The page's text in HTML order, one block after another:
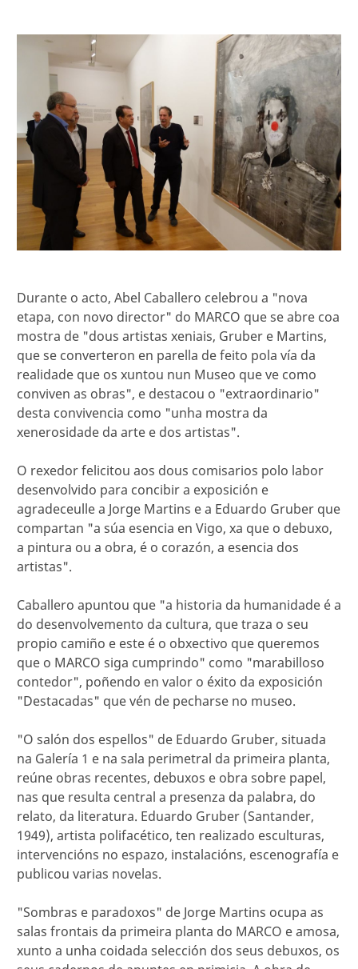
Durante o acto, Abel Caballero celebrou a "nova
etapa, con novo director" do MARCO que se abre coa
mostra de "dous artistas xeniais, Gruber e Martins,
que se converteron en parella de feito pola vía da
realidade que os xuntou nun Museo que ve como
conviven as obras", e destacou o "extraordinario"
desta convivencia como "unha mostra da
xenerosidade da arte e dos artistas".
O rexedor felicitou aos dous comisarios polo labor
desenvolvido para concibir a exposición e
agradeceulle a Jorge Martins e a Eduardo Gruber que
compartan "a súa esencia en Vigo, xa que o debuxo,
a pintura ou a obra, é o corazón, a esencia dos
artistas".
Caballero apuntou que "a historia da humanidade é a
do desenvolvemento da cultura, que traza o seu
propio camiño e este é o obxectivo que queremos
que o MARCO siga cumprindo" como "marabilloso
contedor", poñendo en valor o éxito da exposición
"Destacadas" que vén de pecharse no museo.
"O salón dos espellos" de Eduardo Gruber, situada
na Galería 1 e na sala perimetral da primeira planta,
reúne obras recentes, debuxos e obra sobre papel,
nas que resulta central a presenza da palabra, do
relato, da literatura. Eduardo Gruber (Santander,
1949), artista polifacético, ten realizado esculturas,
intervencións no espazo, instalacións, escenografía e
publicou varias novelas.
"Sombras e paradoxos" de Jorge Martins ocupa as
salas frontais da primeira planta do MARCO e amosa,
xunto a unha coidada selección dos seus debuxos, os